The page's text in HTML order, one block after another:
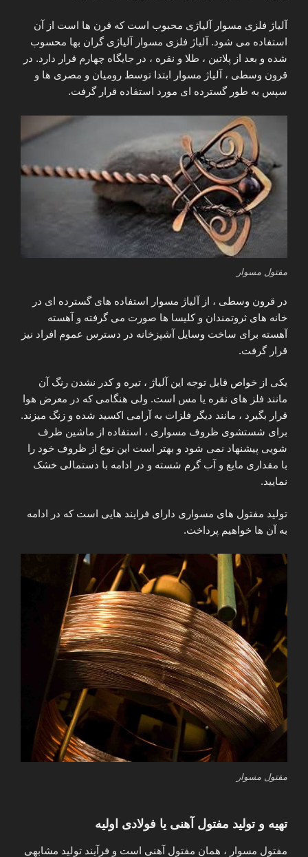
آلیاژ فلزی مسوار آلیاژی محبوب است که قرن ها است از آن
استفاده می شود. آلیاژ فلزی مسوار آلیاژی گران بها محسوب
شده و بعد از پلاتین ، طلا و نقره ، در جایگاه چهارم قرار دارد. در
قرون وسطی ، آلیاژ مسوار ابتدا توسط رومیان و مصری ها و
سپس به طور گسترده ‌ای مورد استفاده قرار گرفت.
مفتول مسوار
در قرون وسطی ، از آلیاژ مسوار استفاده های گسترده ای در
خانه های ثروتمندان و کلیسا ها صورت می گرفته و آهسته
آهسته برای ساخت وسایل آشپزخانه در دسترس عموم افراد نیز
قرار گرفت.
یکی از خواص قابل توجه این آلیاژ ، تیره و کدر نشدن رنگ آن
مانند فلز های نقره یا مس است. ولی هنگامی که در معرض هوا
قرار بگیرد ، مانند دیگر فلزات به آرامی اکسید شده و زنگ میزند.
برای شستشوی ظروف مسواری ، استفاده از ماشین ظرف
شویی پیشنهاد نمی شود و بهتر است این نوع از ظروف خود را
با مقداری مایع و آب گرم شسته و در ادامه با دستمالی خشک
نمایید.
تولید مفتول های مسواری دارای فرایند هایی است که در ادامه
به آن ها خواهیم پرداخت.
مفتول مسوار
تهیه و تولید مفتول آهنی یا فولادی اولیه
مفتول مسوار ، همان مفتول آهنی است و فرآیند تولید مشابهی